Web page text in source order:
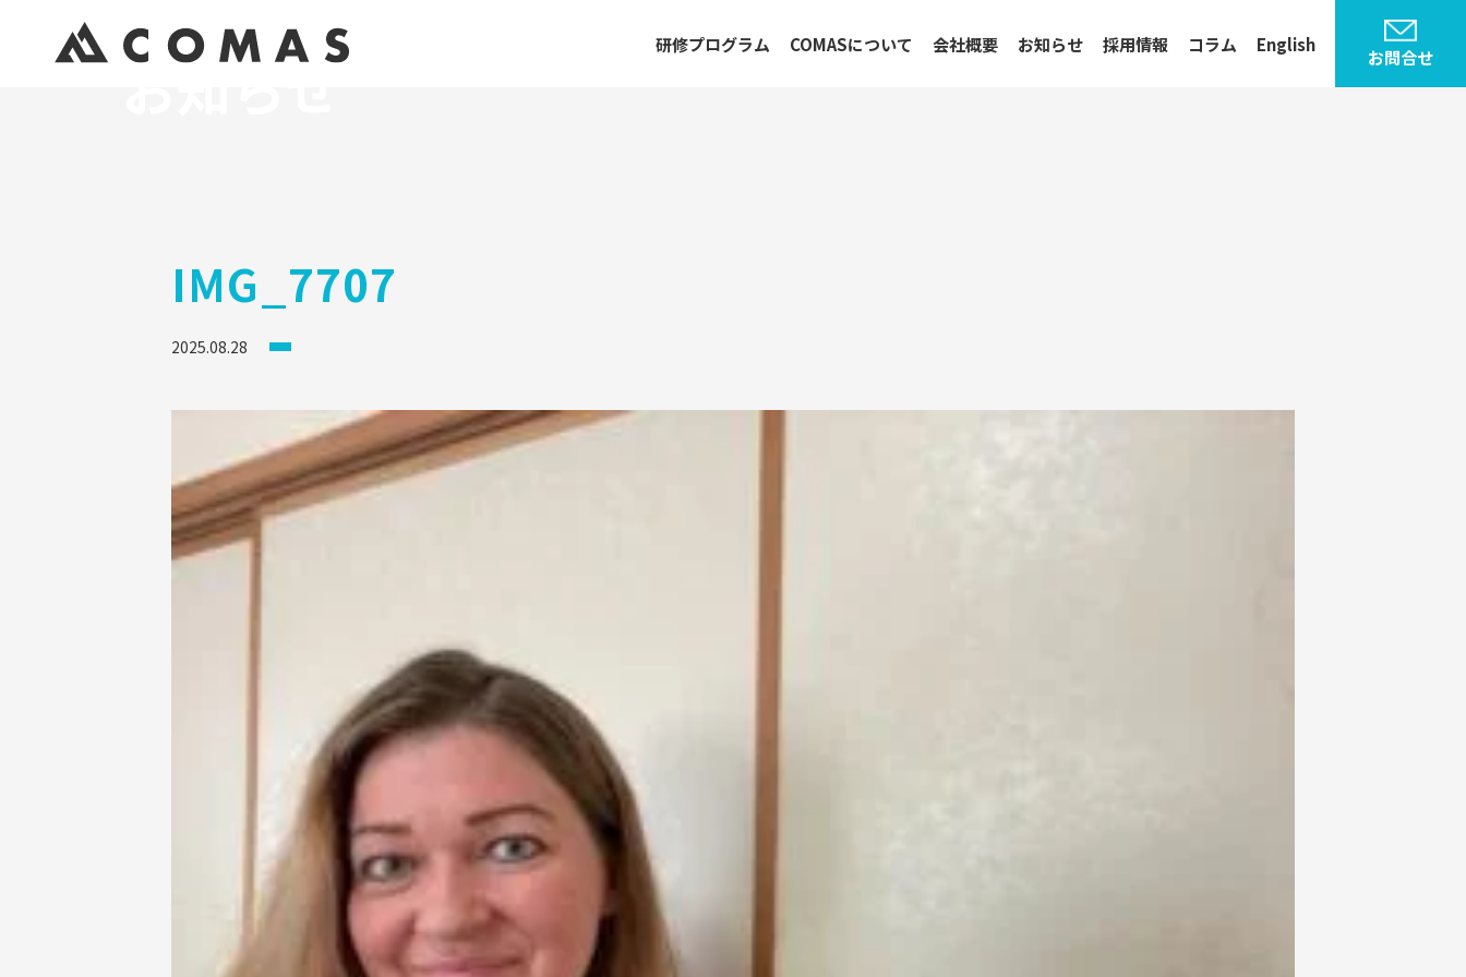
研修プログラム COMASについて 会社概要 お知らせ 採用情報 コラム English
お問合せ
お知らせ
IMG_7707
2025.08.28